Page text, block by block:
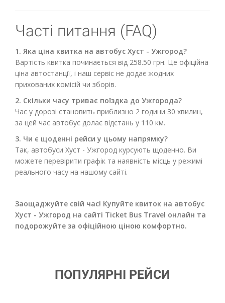
Часті питання (FAQ)
1. Яка ціна квитка на автобус Хуст - Ужгород?
Вартість квитка починається від 258.50 грн. Це офіційна
ціна автостанції, і наш сервіс не додає жодних
прихованих комісій чи зборів.
2. Скільки часу триває поїздка до Ужгорода?
Час у дорозі становить приблизно 2 години 30 хвилин,
за цей час автобус долає відстань у 110 км.
3. Чи є щоденні рейси у цьому напрямку?
Так, автобуси Хуст - Ужгород курсують щоденно. Ви
можете перевірити графік та наявність місць у режимі
реального часу на нашому сайті.
Заощаджуйте свій час! Купуйте квиток на автобус
Хуст - Ужгород на сайті Ticket Bus Travel онлайн та
подорожуйте за офіційною ціною комфортно.
ПОПУЛЯРНІ РЕЙСИ